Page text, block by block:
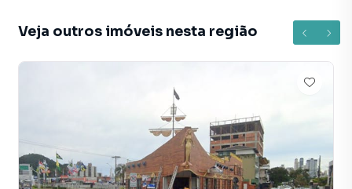
Veja outros imóveis nesta região